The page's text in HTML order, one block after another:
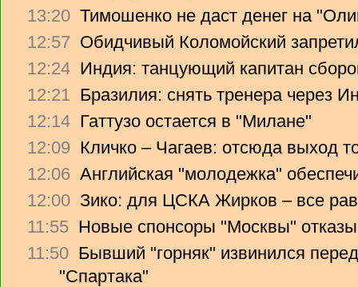
13:20 Тимошенко не даст денег на
12:57 Обидчивый Коломойский
12:24 Индия: танцующий капитан
12:21 Бразилия: снять тренера через
12:14 Гаттузо остается в "Милане"
12:09 Кличко – Чагаев: отсюда выход
12:06 Английская "молодежка"
12:00 Зико: для ЦСКА Жирков – все
11:55 Новые спонсоры "Москвы"
11:50 Бывший "горняк" извинился
"Спартака"